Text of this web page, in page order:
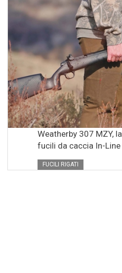
Weatherby 307 MZY,
fucili da caccia In-
FUCILI RIGATI